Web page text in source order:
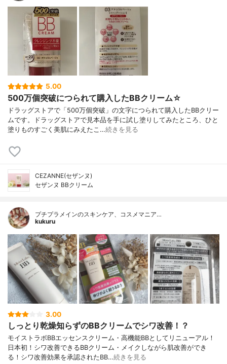
5.00
500万個突破につられて購入したBBクリーム☆
ドラッグストアで「500万個突破」の文字につられて購入したBBクリー
ムです。ドラッグストアで見本品を手に試し塗りしてみたところ、ひと
塗りものすごく美肌にみえたこ…続きを見る
CEZANNE(セザンヌ)
セザンヌ BBクリーム
プチプラメインのスキンケア、コスメマニア…
kukuru
3.00
しっとり乾燥知らずのBBクリームでシワ改善！？
モイストラボBBエッセンスクリーム・高機能BBとしてリニューアル！
日本初！シワ改善できるBBクリーム・メイクしながら肌改善ができ
る！シワ改善効果を承認されたBB…続きを見る